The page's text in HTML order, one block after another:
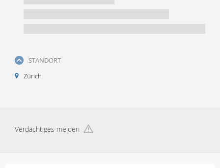
STANDORT
Zürich
Verdächtiges melden